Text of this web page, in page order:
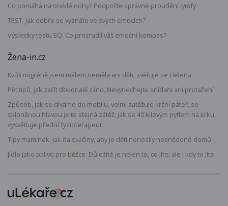
Co pomáhá na oteklé nohy? Podpořte správné proudění lymfy
TEST: Jak dobře se vyznáte ve svých emocích?
Výsledky testu EQ: Co prozradil váš emoční kompas?
Žena-in.cz
Kvůli migréně jsem málem neměla ani děti, svěřuje se Helena
Pět tipů, jak začít dokonalé ráno. Nevynechejte snídani ani protažení
Způsob, jak se díváme do mobilu, velmi zatěžuje krční páteř, se
skloněnou hlavou je to stejná zátěž, jak se 40 kilovým pytlem na krku,
vysvětluje přední fyzioterapeut
Tipy maminek, jak na svačiny, aby je děti nenosily nesnědené domů
Jídlo jako palivo pro běžce: Důležité je nejen to, co jíte, ale i kdy to jíte